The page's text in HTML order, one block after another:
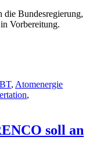
die Bundesregierung,
Vorbereitung.
, Atomenergie
,
soll an